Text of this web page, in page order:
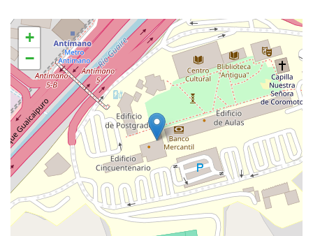
+
−